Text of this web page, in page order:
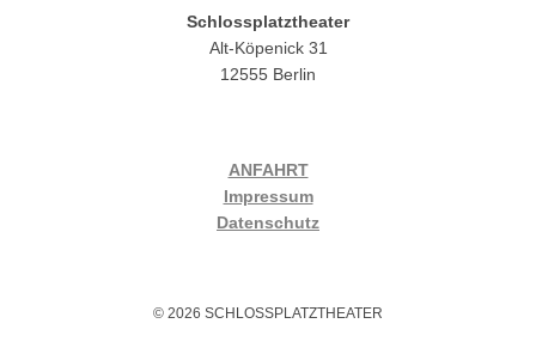
Schlossplatztheater
Alt-Köpenick 31
12555 Berlin
ANFAHRT
Impressum
Datenschutz
© 2026 SCHLOSSPLATZTHEATER